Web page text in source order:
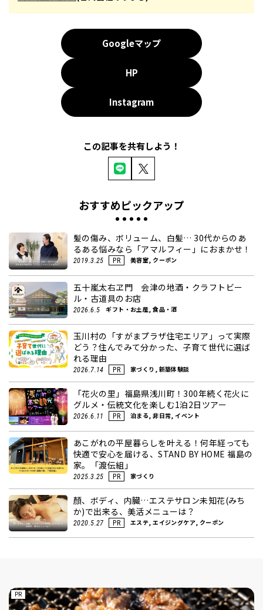
Googleマップ
HP
Instagram
この記事を共有しよう！
おすすめピックアップ
髪の傷み、ボリューム、白髪… 30代からのあ
るある悩みなら「アマルフィー」におまかせ！
2019.3.25 PR 美容室, クーポン
五十嵐太右ヱ門 会津の地酒・クラフトビー
ル・古道具のお店
2026.6.5 ギフト・お土産, 食品・酒
玉川村の「すがまプラザ住宅エリア」って実際
どう？住んでみて分かった、子育て世代に選ば
れる理由
2026.7.14 PR 家づくり, 新築体験談
「花火の里」福島県浅川町！300年続く花火に
グルメ・伝統文化を楽しむ1泊2日ツアー
2026.6.11 PR 泊まる, 非日常, イベント
あこがれの平屋暮らしを叶える！何年経っても
快適で安心を届ける、STAND BY HOME 福島の
家。「渡伝組」
2025.3.25 PR 家づくり
顏、ボディ、内臓…エステサロン未知花(みち
か)で出来る、美活メニューは？
2020.5.27 PR エステ, エイジングケア, クーポン
PR